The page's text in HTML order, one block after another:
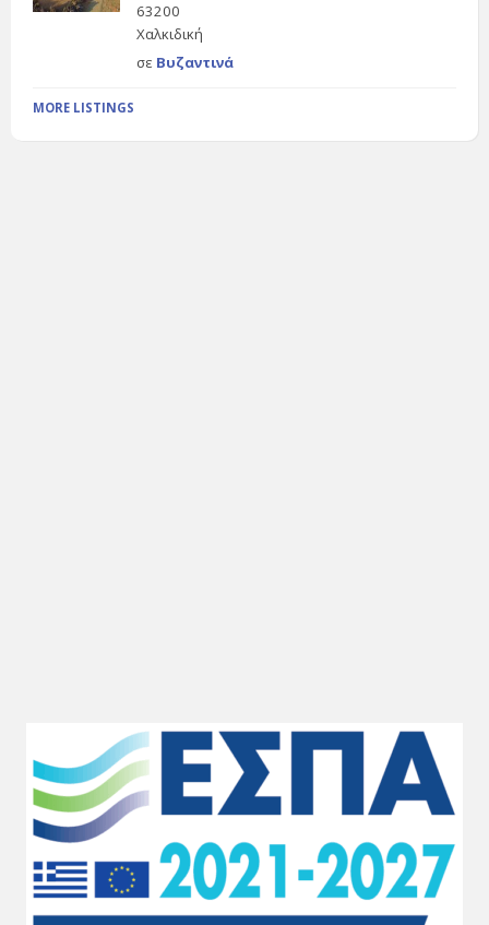
63200
Χαλκιδική
σε Βυζαντινά
MORE LISTINGS